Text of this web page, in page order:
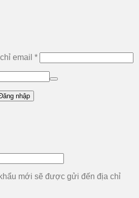
email *Bắt
buộc
nhập
mới sẽ được gửi đến địa chỉ